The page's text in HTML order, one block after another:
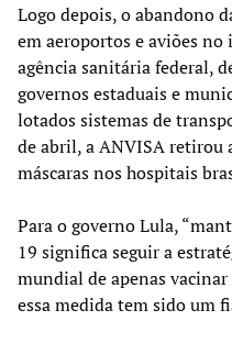
Logo depois, o abandono
em aeroportos e aviões
agência sanitária federal,
governos estaduais e
lotados sistemas de
de abril, a ANVISA retirou
máscaras nos hospitais
Para o governo Lula,
19 significa seguir a
mundial de apenas
essa medida tem sido um